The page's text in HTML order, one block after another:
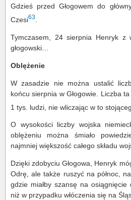
Gdzieś przed Głogowem do
Czesi63
Tymczasem, 24 sierpnia Henryk z
głogowski…
Oblężenie
W zasadzie nie można ustalić
końcu sierpnia w Głogowie. Liczba
1 tys. ludzi, nie wliczając w to
O wysokości liczby wojska
oblężeniu można śmiało
najmniej większość całego składu
Dzięki zdobyciu Głogowa, Henryk
Odrę, ale także ruszyć na północ,
gdzie miałby szansę na
niż w przypadku włóczenia się na